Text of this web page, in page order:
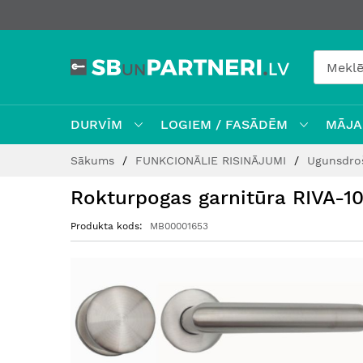
DURVĪM LOGIEM / FASĀDĒM
Sākums FUNKCIONĀLIE RISINĀJUMI
Rokturpogas garnitūra RIVA-
Produkta kods MB00001653
galerijas
beigām